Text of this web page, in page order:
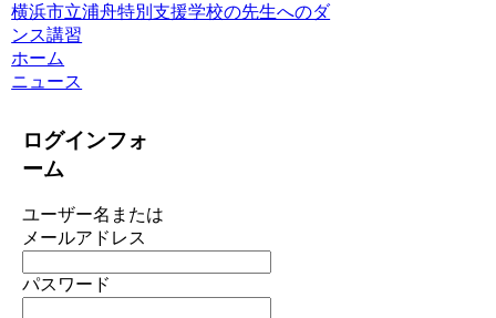
横浜市立浦舟特別支援学校の先生へのダ
ンス講習
ホーム
ニュース
ログインフォ
ーム
ユーザー名または
メールアドレス
パスワード